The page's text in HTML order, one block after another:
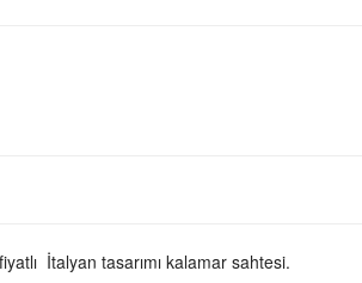
İtalyan tasarımı kalamar sahtesi.